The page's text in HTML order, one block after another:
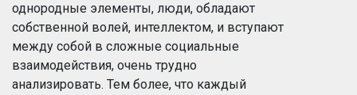
однородные элементы, люди, обладают
собственной волей, интеллектом, и вступают
между собой в сложные социальные
взаимодействия, очень трудно
анализировать. Тем более, что каждый